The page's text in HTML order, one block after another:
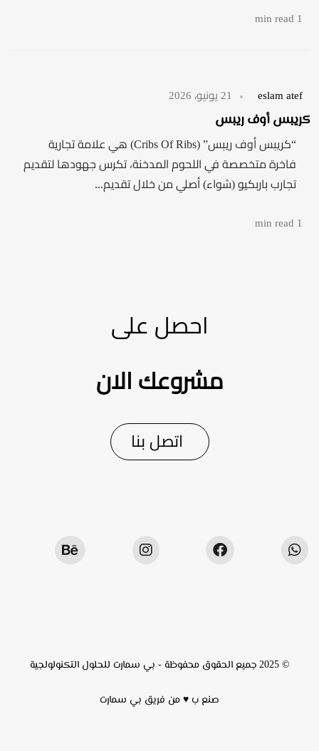
1 min read
eslam atef 21 يونيو، 2026
كريبس أوف ريبس
“كريبس أوف ريبس” (Cribs Of Ribs) هي علامة تجارية
فاخرة متخصصة في اللحوم المدخنة، تكرس جهودها لتقديم
تجارب باربكيو (شواء) أصلي من خلال تقديم...
1 min read
احصل على
مشروعك الان
اتصل بنا
© 2025 جميع الحقوق محفوظة - بي سمارت للحلول التكنولولجية
صنع ب ♥ من فريق بي سمارت